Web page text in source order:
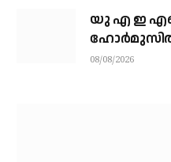
യു എ ഇ
08/08/2026